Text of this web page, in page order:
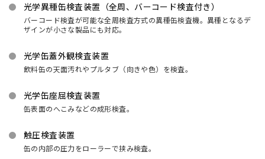
光学異種缶検査装置（全周、バーコード検査付き）
バーコード検査が可能な全周検査方式の異種缶検査機。異種となるデ
ザインが小さな製品にも対応。
光学缶蓋外観検査装置
飲料缶の天面汚れやプルタブ（向きや色）を検査。
光学缶座屈検査装置
缶表面のへこみなどの成形検査。
触圧検査装置
缶の内部の圧力をローラーで挟み検査。